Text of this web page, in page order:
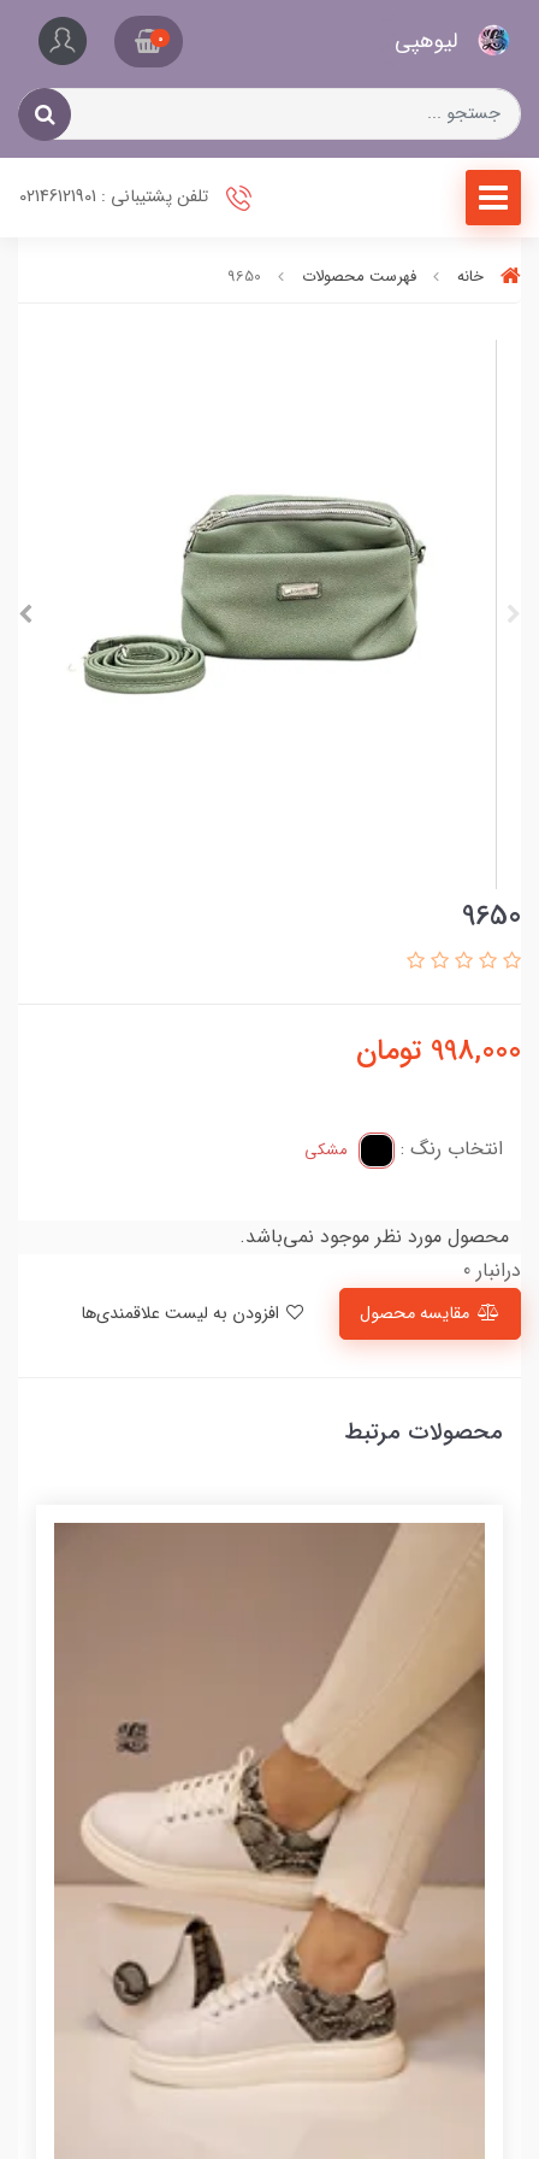
لیو‌هپی 0
تلفن پشتیبانی : 02146121901
خانه فهرست محصولات 9650
9650
998,000 تومان
انتخاب رنگ : مشکی
محصول مورد نظر موجود نمی‌باشد.
درانبار 0
مقایسه محصول
محصولات مرتبط